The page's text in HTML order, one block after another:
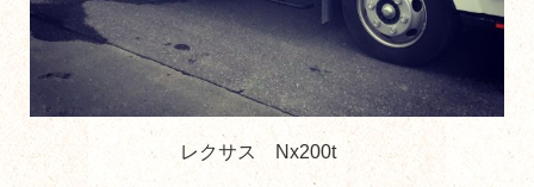
レクサス Nx200t